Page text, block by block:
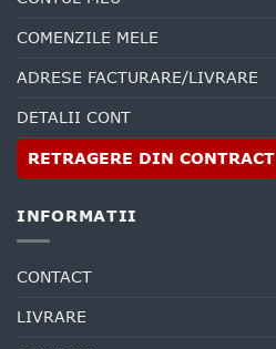
COMENZILE MELE
ADRESE FACTURARE/LIVRARE
DETALII CONT
RETRAGERE DIN CONTRACT
INFORMATII
CONTACT
LIVRARE